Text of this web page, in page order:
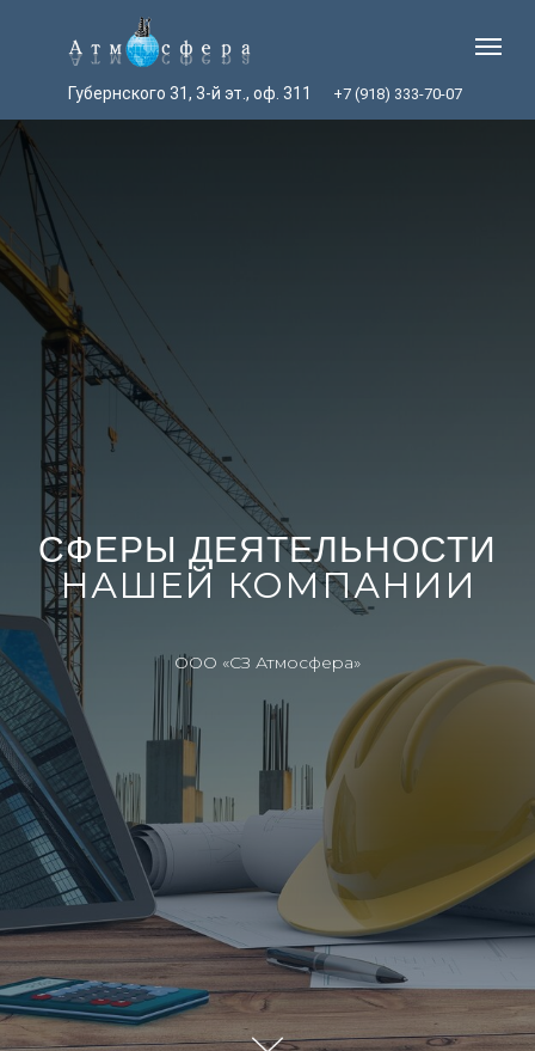
+7 (918) 333-70-07
Губернского 31, 3-й эт., оф. 311
СФЕРЫ ДЕЯТЕЛЬНОСТИ
НАШЕЙ КОМПАНИИ
ООО «СЗ Атмосфера»